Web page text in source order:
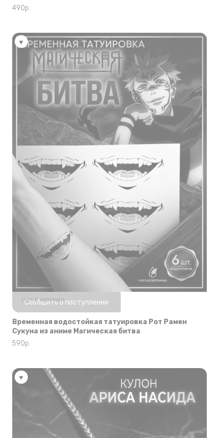
490р.
Нет в наличии
Сообщить о поступлении
Временная водостойкая татуировка Рот Рамен
Сукуна из аниме Магическая битва
590р.